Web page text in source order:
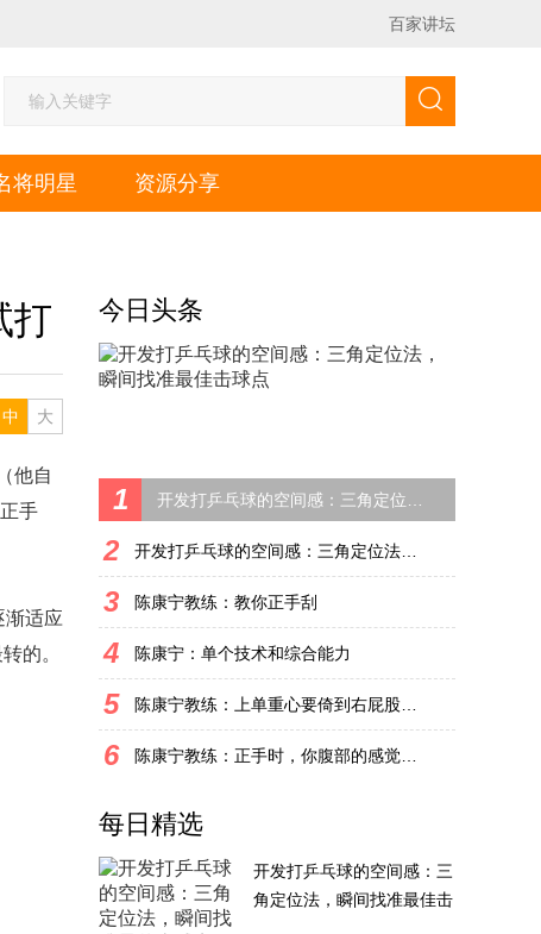
百家讲坛
将明星 资源分享
打
中 大
（他自
手
渐适应
的。
今日头条
1
2
3 陈康宁教练：教你正手刮
4 陈康宁：单个技术和综合能力
5
6
每日精选
开发打乒乓球的空间感：三
角定位法，瞬间找准最佳击